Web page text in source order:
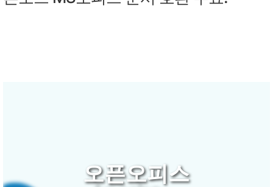
오픈오피스